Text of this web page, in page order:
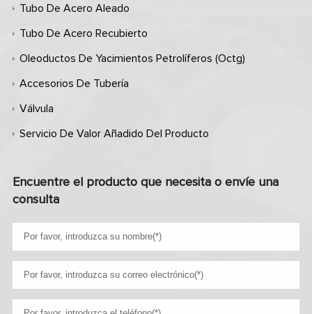
Tubo De Acero Aleado
Tubo De Acero Recubierto
Oleoductos De Yacimientos Petrolíferos (octg)
Accesorios De Tubería
Válvula
Servicio De Valor Añadido Del Producto
Encuentre el producto que necesita o envíe una
consulta